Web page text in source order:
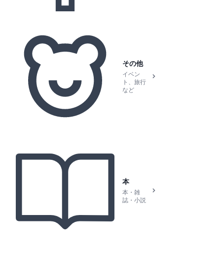
その他
イベン
ト、旅行
など
本
本・雑
誌・小説